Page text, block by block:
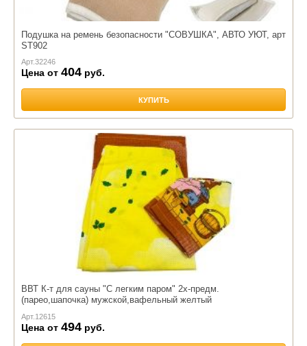
Подушка на ремень безопасности "СОВУШКА", АВТО УЮТ, арт
ST902
Арт.32246
Цена от 404 руб.
КУПИТЬ
ВВТ К-т для сауны "С легким паром" 2х-предм.
(парео,шапочка) мужской,вафельный желтый
Арт. 12615
Цена от 494 руб.